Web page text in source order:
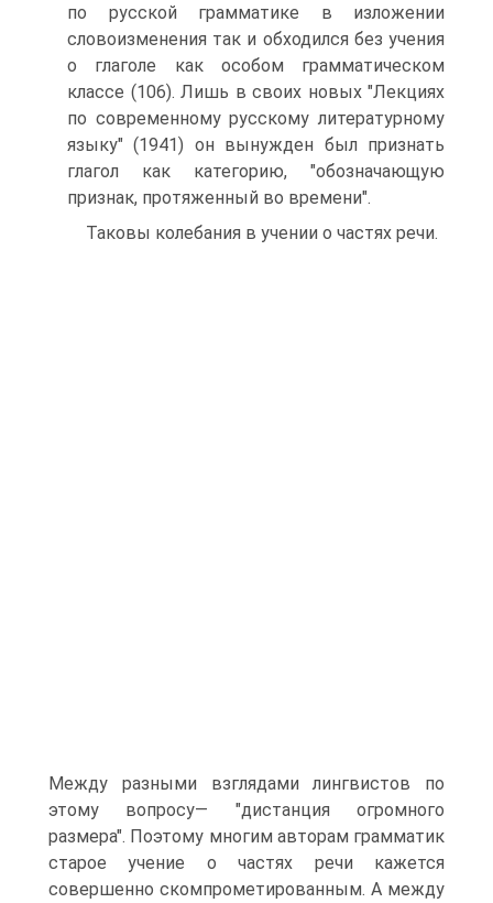
по русской грамматике в изложении
словоизменения так и обходился без учения
о глаголе как особом грамматическом
классе (106). Лишь в своих новых "Лекциях
по современному русскому литературному
языку" (1941) он вынужден был признать
глагол как категорию, "обозначающую
признак, протяженный во времени".
Таковы колебания в учении о частях речи.
Между разными взглядами лингвистов по
этому вопросу— "дистанция огромного
размера". Поэтому многим авторам грамматик
старое учение о частях речи кажется
совершенно скомпрометированным. А между